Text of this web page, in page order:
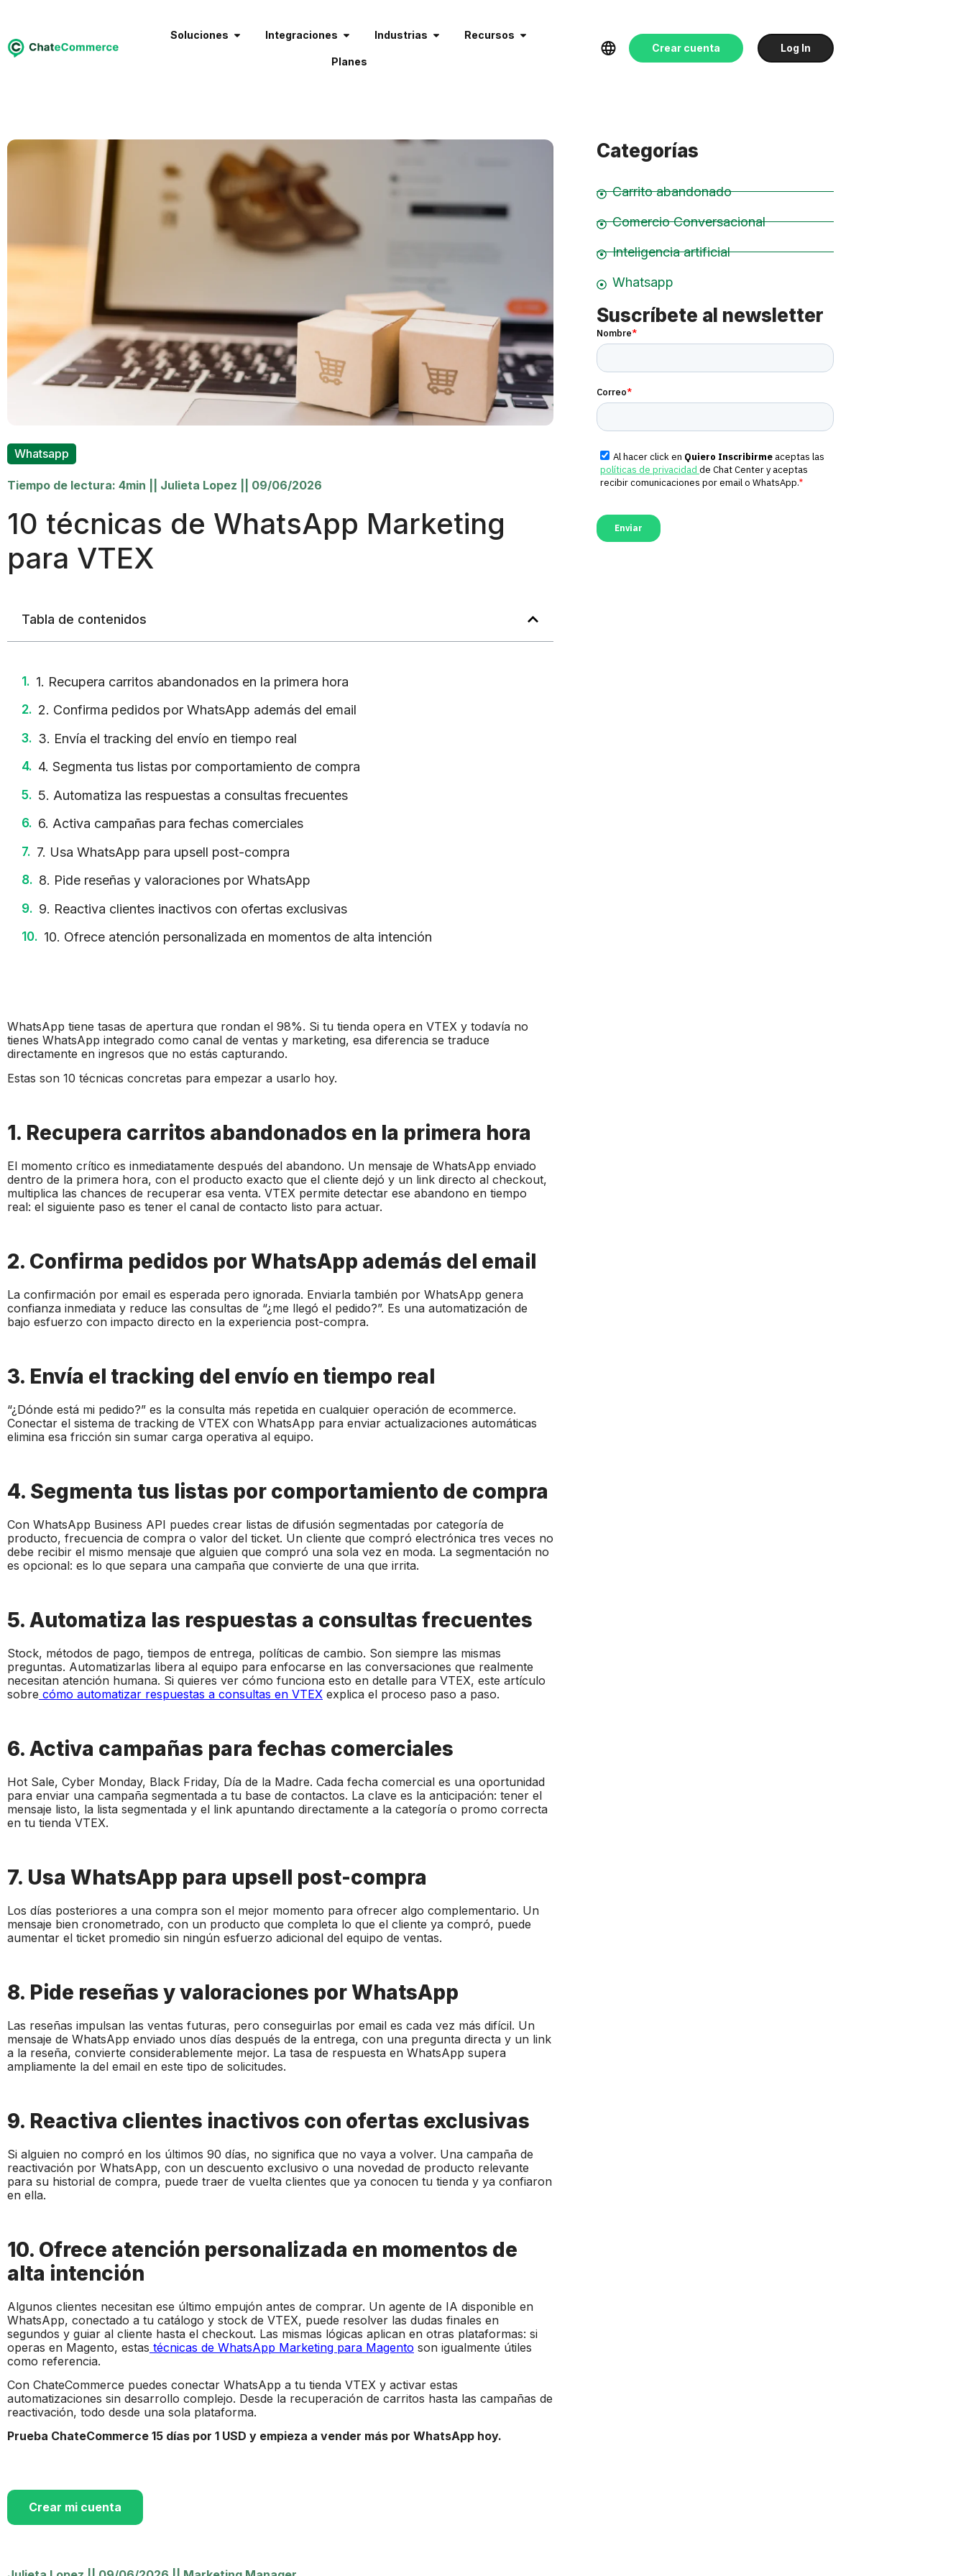
Soluciones Integraciones Industrias Recursos
Planes
Crear cuenta Log In
Whatsapp
Tiempo de lectura: 4min Julieta Lopez 09/06/2026
10 técnicas de WhatsApp Marketing
para VTEX
Tabla de contenidos
1. Recupera carritos abandonados en la primera hora
2. Confirma pedidos por WhatsApp además del email
3. Envía el tracking del envío en tiempo real
4. Segmenta tus listas por comportamiento de compra
5. Automatiza las respuestas a consultas frecuentes
6. Activa campañas para fechas comerciales
7. Usa WhatsApp para upsell post-compra
8. Pide reseñas y valoraciones por WhatsApp
9. Reactiva clientes inactivos con ofertas exclusivas
10. Ofrece atención personalizada en momentos de alta intención
WhatsApp tiene tasas de apertura que rondan el 98%. Si tu tienda opera en VTEX y todavía no
tienes WhatsApp integrado como canal de ventas y marketing, esa diferencia se traduce
directamente en ingresos que no estás capturando.
Estas son 10 técnicas concretas para empezar a usarlo hoy.
1. Recupera carritos abandonados en la primera hora
El momento crítico es inmediatamente después del abandono. Un mensaje de WhatsApp enviado
dentro de la primera hora, con el producto exacto que el cliente dejó y un link directo al checkout,
multiplica las chances de recuperar esa venta. VTEX permite detectar ese abandono en tiempo
real: el siguiente paso es tener el canal de contacto listo para actuar.
2. Confirma pedidos por WhatsApp además del email
La confirmación por email es esperada pero ignorada. Enviarla también por WhatsApp genera
confianza inmediata y reduce las consultas de “¿me llegó el pedido?”. Es una automatización de
bajo esfuerzo con impacto directo en la experiencia post-compra.
3. Envía el tracking del envío en tiempo real
“¿Dónde está mi pedido?” es la consulta más repetida en cualquier operación de ecommerce.
Conectar el sistema de tracking de VTEX con WhatsApp para enviar actualizaciones automáticas
elimina esa fricción sin sumar carga operativa al equipo.
4. Segmenta tus listas por comportamiento de compra
Con WhatsApp Business API puedes crear listas de difusión segmentadas por categoría de
producto, frecuencia de compra o valor del ticket. Un cliente que compró electrónica tres veces no
debe recibir el mismo mensaje que alguien que compró una sola vez en moda. La segmentación no
es opcional: es lo que separa una campaña que convierte de una que irrita.
5. Automatiza las respuestas a consultas frecuentes
Stock, métodos de pago, tiempos de entrega, políticas de cambio. Son siempre las mismas
preguntas. Automatizarlas libera al equipo para enfocarse en las conversaciones que realmente
necesitan atención humana. Si quieres ver cómo funciona esto en detalle para VTEX, este artículo
sobre cómo automatizar respuestas a consultas en VTEX explica el proceso paso a paso.
6. Activa campañas para fechas comerciales
Hot Sale, Cyber Monday, Black Friday, Día de la Madre. Cada fecha comercial es una oportunidad
para enviar una campaña segmentada a tu base de contactos. La clave es la anticipación: tener el
mensaje listo, la lista segmentada y el link apuntando directamente a la categoría o promo correcta
en tu tienda VTEX.
7. Usa WhatsApp para upsell post-compra
Los días posteriores a una compra son el mejor momento para ofrecer algo complementario. Un
mensaje bien cronometrado, con un producto que completa lo que el cliente ya compró, puede
aumentar el ticket promedio sin ningún esfuerzo adicional del equipo de ventas.
8. Pide reseñas y valoraciones por WhatsApp
Las reseñas impulsan las ventas futuras, pero conseguirlas por email es cada vez más difícil. Un
mensaje de WhatsApp enviado unos días después de la entrega, con una pregunta directa y un link
a la reseña, convierte considerablemente mejor. La tasa de respuesta en WhatsApp supera
ampliamente la del email en este tipo de solicitudes.
9. Reactiva clientes inactivos con ofertas exclusivas
Si alguien no compró en los últimos 90 días, no significa que no vaya a volver. Una campaña de
reactivación por WhatsApp, con un descuento exclusivo o una novedad de producto relevante
para su historial de compra, puede traer de vuelta clientes que ya conocen tu tienda y ya confiaron
en ella.
10. Ofrece atención personalizada en momentos de
alta intención
Algunos clientes necesitan ese último empujón antes de comprar. Un agente de IA disponible en
WhatsApp, conectado a tu catálogo y stock de VTEX, puede resolver las dudas finales en
segundos y guiar al cliente hasta el checkout. Las mismas lógicas aplican en otras plataformas: si
operas en Magento, estas técnicas de WhatsApp Marketing para Magento son igualmente útiles
como referencia.
Con ChateCommerce puedes conectar WhatsApp a tu tienda VTEX y activar estas
automatizaciones sin desarrollo complejo. Desde la recuperación de carritos hasta las campañas de
reactivación, todo desde una sola plataforma.
Prueba ChateCommerce 15 días por 1 USD y empieza a vender más por WhatsApp hoy.
Crear mi cuenta
Categorías
Carrito abandonado
Comercio Conversacional
Inteligencia artificial
Whatsapp
Suscríbete al newsletter